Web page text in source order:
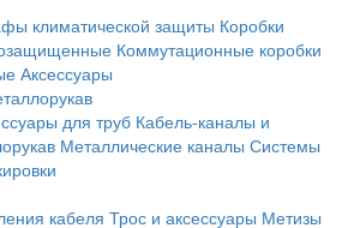
климатической защиты Коробки
Коммутационные коробки
Аксессуары
для труб Кабель-каналы и
Металлические каналы Системы
кабеля Трос и аксессуары Метизы